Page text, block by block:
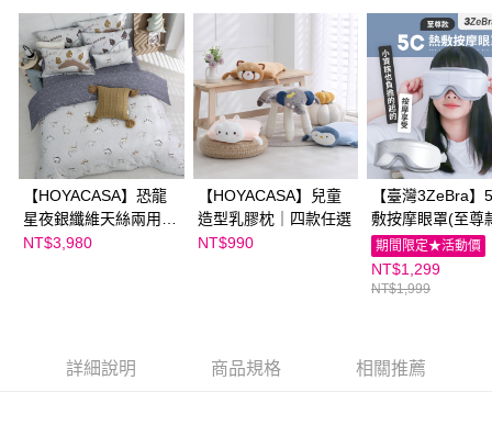
任。
４．使用「AFTEE先享後付」時，將依據個別帳號之用戶狀況，依本公司即
時審查核予不同之上限額度；若仍有額度不足之情形，本公司將視審查結果
請求用戶進行身份認證。
５．嚴禁一人註冊多個帳號或使用他人資訊註冊。若發現惡意使用之情形，
恩沛科技股份有限公司將有權停止該用戶之使用額度並採取法律行動。
【HOYACASA】恐龍
星夜銀纖維天絲兩用被
床包組
NT$3,980
【HOYACASA】兒童
造型乳膠枕｜四款任選
NT$990
【臺灣3ZeBra】
敷按摩眼罩(至尊
色可選｜親子家
館
期間限定★活動價
NT$1,299
NT$1,999
詳細說明 商品規格 相關推薦